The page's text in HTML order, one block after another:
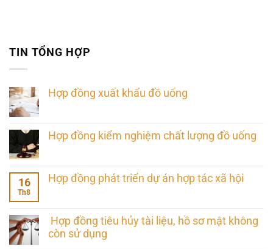
TIN TỔNG HỢP
Hợp đồng xuất khẩu đồ uống
Hợp đồng kiểm nghiệm chất lượng đồ uống
16
Th8
Hợp đồng phát triển dự án hợp tác xã hội
Hợp đồng tiêu hủy tài liệu, hồ sơ mật không
còn sử dụng